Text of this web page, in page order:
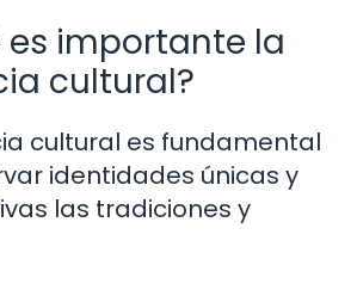
es importante la
cultural?
cultural es fundamental
identidades únicas y
las tradiciones y